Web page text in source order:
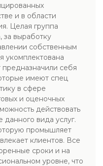
и в области
Целая группа
за выработку
собственным
укомплектована
себя
имеют спец
в сфере
и оценочных
действовать
вида услуг.
промышляет
клиентов. Все
сроки и на
уровне, что